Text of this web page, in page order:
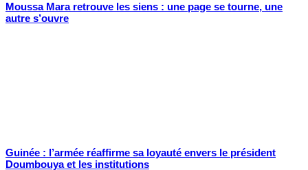
Moussa Mara retrouve les siens : une page se tourne, une
autre s’ouvre
Guinée : l’armée réaffirme sa loyauté envers le président
Doumbouya et les institutions